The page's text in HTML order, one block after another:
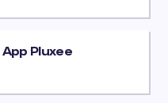
Pluxee